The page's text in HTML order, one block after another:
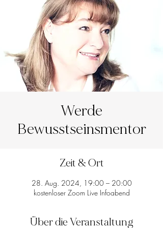
Werde
Bewusstseinsmentor
Zeit & Ort
28. Aug. 2024, 19:00 – 20:00
kostenloser Zoom Live Infoabend
Über die Veranstaltung